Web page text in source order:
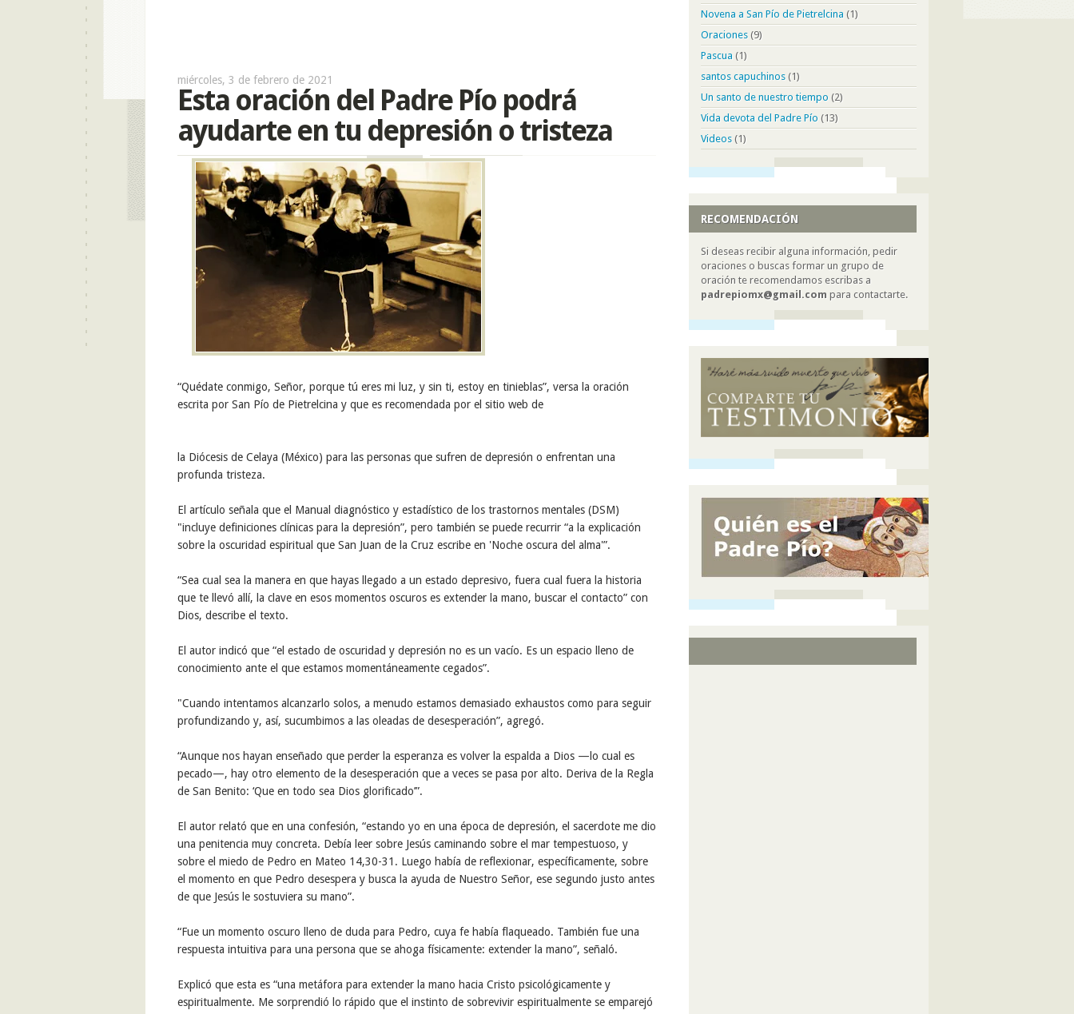
miércoles, 3 de febrero de 2021
Esta oración del Padre Pío podrá
ayudarte en tu depresión o tristeza
“Quédate conmigo, Señor, porque tú eres mi luz, y sin ti, estoy en tinieblas”, versa la oración
escrita por San Pío de Pietrelcina y que es recomendada por el sitio web de
la Diócesis de Celaya (México) para las personas que sufren de depresión o enfrentan una
profunda tristeza.
El artículo señala que el Manual diagnóstico y estadístico de los trastornos mentales (DSM)
"incluye definiciones clínicas para la depresión”, pero también se puede recurrir “a la explicación
sobre la oscuridad espiritual que San Juan de la Cruz escribe en 'Noche oscura del alma'”.
“Sea cual sea la manera en que hayas llegado a un estado depresivo, fuera cual fuera la historia
que te llevó allí, la clave en esos momentos oscuros es extender la mano, buscar el contacto” con
Dios, describe el texto.
El autor indicó que “el estado de oscuridad y depresión no es un vacío. Es un espacio lleno de
conocimiento ante el que estamos momentáneamente cegados”.
"Cuando intentamos alcanzarlo solos, a menudo estamos demasiado exhaustos como para seguir
profundizando y, así, sucumbimos a las oleadas de desesperación”, agregó.
“Aunque nos hayan enseñado que perder la esperanza es volver la espalda a Dios —lo cual es
pecado—, hay otro elemento de la desesperación que a veces se pasa por alto. Deriva de la Regla
de San Benito: ‘Que en todo sea Dios glorificado’”.
El autor relató que en una confesión, “estando yo en una época de depresión, el sacerdote me dio
una penitencia muy concreta. Debía leer sobre Jesús caminando sobre el mar tempestuoso, y
sobre el miedo de Pedro en Mateo 14,30-31. Luego había de reflexionar, específicamente, sobre
el momento en que Pedro desespera y busca la ayuda de Nuestro Señor, ese segundo justo antes
de que Jesús le sostuviera su mano”.
“Fue un momento oscuro lleno de duda para Pedro, cuya fe había flaqueado. También fue una
respuesta intuitiva para una persona que se ahoga físicamente: extender la mano”, señaló.
Explicó que esta es “una metáfora para extender la mano hacia Cristo psicológicamente y
espiritualmente. Me sorprendió lo rápido que el instinto de sobrevivir espiritualmente se emparejó
Novena a San Pío de Pietrelcina (1)
Oraciones (9)
Pascua (1)
santos capuchinos (1)
Un santo de nuestro tiempo (2)
Vida devota del Padre Pío (13)
Videos (1)
RECOMENDACIÓN
Si deseas recibir alguna información, pedir
oraciones o buscas formar un grupo de
oración te recomendamos escribas a
padrepiomx@gmail.com para contactarte.